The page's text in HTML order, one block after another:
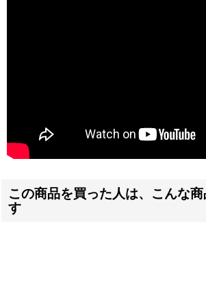
この商品を買った人は、こんな
す